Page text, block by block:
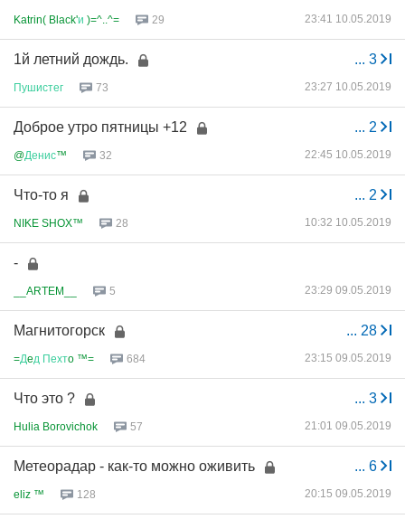
Katrin( Black'и )=^..^= 29 23:41 10.05.2019
... 3
1й летний дождь.
Пушистег 73 23:27 10.05.2019
... 2
Доброе утро пятницы +12
@Денис™ 32 22:45 10.05.2019
... 2
Что-то я
NIKE SHOX™ 28 10:32 10.05.2019
-
__ARTEM__ 5 23:29 09.05.2019
... 28
Магнитогорск
=Дeд Пехтo ™= 684 23:15 09.05.2019
... 3
Что это ?
Hulia Borovichok 57 21:01 09.05.2019
... 6
Метеорадар - как-то можно оживить
eliz ™ 128 20:15 09.05.2019